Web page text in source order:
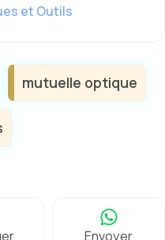
et Outils
mutuelle optique
Envoyer